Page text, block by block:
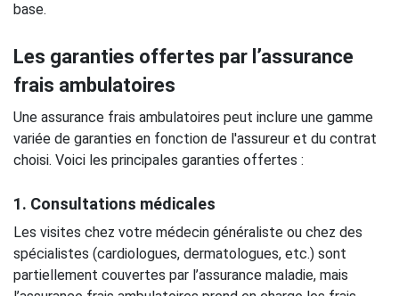
base.
Les garanties offertes par l’assurance
frais ambulatoires
Une assurance frais ambulatoires peut inclure une gamme
variée de garanties en fonction de l'assureur et du contrat
choisi. Voici les principales garanties offertes :
1. Consultations médicales
Les visites chez votre médecin généraliste ou chez des
spécialistes (cardiologues, dermatologues, etc.) sont
partiellement couvertes par l’assurance maladie, mais